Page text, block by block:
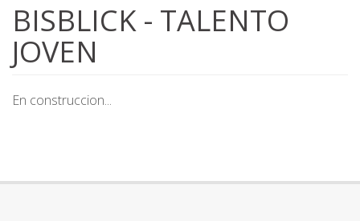
BISBLICK - TALENTO
JOVEN
En construccion...